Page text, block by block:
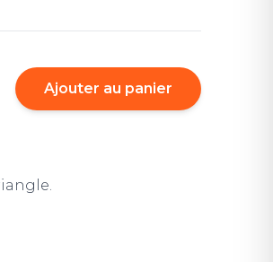
Ajouter au panier